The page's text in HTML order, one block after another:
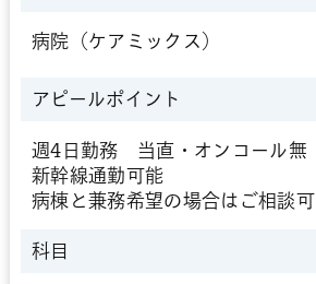
病院（ケアミックス）
アピールポイント
週4日勤務 当直・オンコール無
新幹線通勤可能
病棟と兼務希望の場合はご相談可
科目